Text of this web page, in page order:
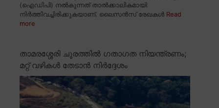
(ഐഡിപി) നൽകുന്നത് താൽക്കാലികമായി
നിർത്തിവച്ചിരിക്കുകയാണ്. ലൈസൻസ് രേഖകൾ Read
more
താമരശ്ശേരി ചുരത്തിൽ ഗതാഗത നിയന്ത്രണം;
മറ്റ് വഴികൾ തേടാൻ നിർദ്ദേശം